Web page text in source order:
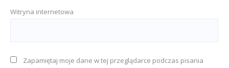
Witryna internetowa
Zapamiętaj moje dane w tej przeglądarce podczas pisania